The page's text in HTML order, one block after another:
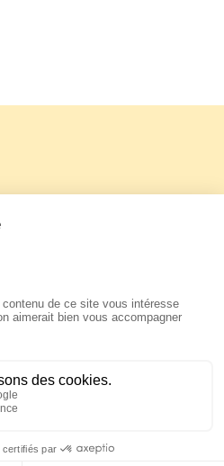
pastorale du pape Léon
Assise à suivre sur KTO le
août
en Uruguay, Argentine et
6 au 17 novembre 2026